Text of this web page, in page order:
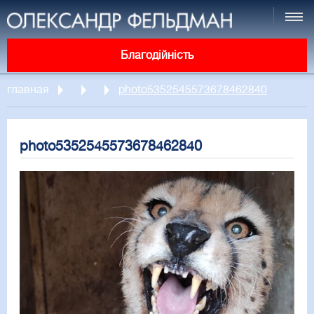
Благодійність
главная photo5352545573678462840
photo5352545573678462840